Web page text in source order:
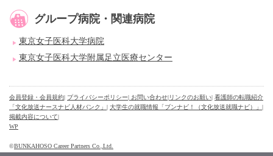
グループ病院・関連病院
東京女子医科大学病院
東京女子医科大学附属足立医療センター
会員登録・会員規約| プライバシーポリシー| お問い合わせ|リンクのお願い| 看護師の転職紹介
「文化放送ナースナビ人材バンク」 | 大学生の就職情報「ブンナビ！（文化放送就職ナビ）」 |
掲載内容について|
WP
©BUNKAHOSO Career Partners Co.,Ltd.